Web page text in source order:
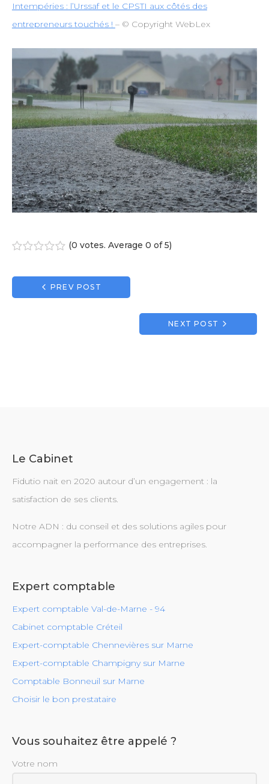
Intempéries : l’Urssaf et le CPSTI aux côtés des
entrepreneurs touchés ! – © Copyright WebLex
(0 votes. Average 0 of 5)
Navigation
de
PREV POST
NEXT POST
Le Cabinet
Fidutio nait en 2020 autour d’un engagement : la
satisfaction de ses clients.
Notre ADN : du conseil et des solutions agiles pour
accompagner la performance des entreprises.
Expert comptable
Expert comptable Val-de-Marne - 94
Cabinet comptable Créteil
Expert-comptable Chennevières sur Marne
Expert-comptable Champigny sur Marne
Comptable Bonneuil sur Marne
Choisir le bon prestataire
Vous souhaitez être appelé ?
Votre nom